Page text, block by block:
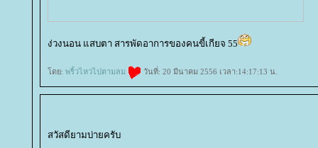
ง่วงนอน แสบตา สารพัดอาการของคนขี้เกียจ 55
ดย: พริ้วไหวไปตามลม วันที่: 20 มีนาคม 2556 เวลา:14:17:13 น.
สวัสดียามบ่ายครับ